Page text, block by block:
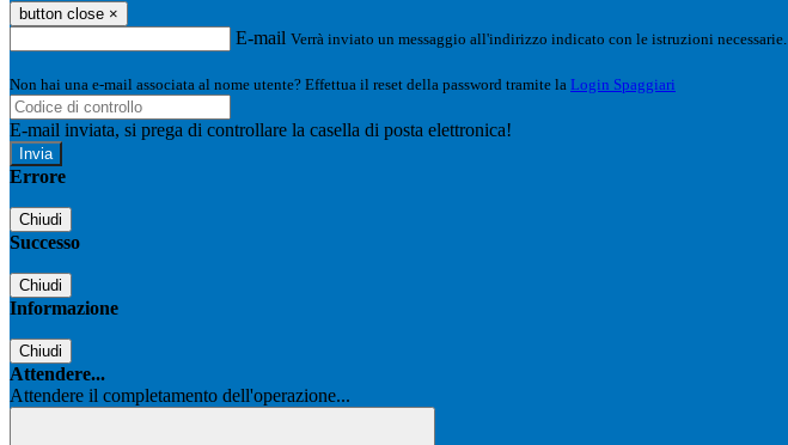
button close ×
E-mail Verrà inviato un messaggio all'indirizzo indicato con le istruzioni necessarie.
Non hai una e-mail associata al nome utente? Effettua il reset della password tramite la Login Spaggiari
E-mail inviata, si prega di controllare la casella di posta elettronica!
Errore
Chiudi
Successo
Chiudi
Informazione
Chiudi
Attendere...
Attendere il completamento dell'operazione...